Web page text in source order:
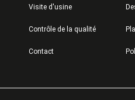
Visite d'usine
Contrôle de la qualité
Contact